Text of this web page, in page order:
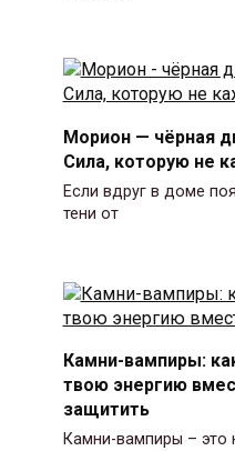
Морион — чёрная
Сила, которую не
Если вдруг в доме
тени от
Камни-вампиры:
твою энергию
защитить
Камни-вампиры – это